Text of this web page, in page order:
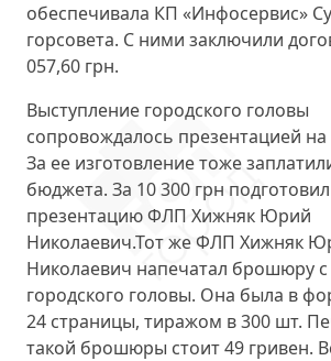
обеспечивала КП «Инфосервис»
горсовета. С ними заключили
057,60 грн.
Выступление городского головы
сопровождалось презентацией на
За ее изготовление тоже
бюджета. За 10 300 грн подготовил
презентациюФЛП Хижняк Юрий
Николаевич.Тот же ФЛП Хижняк
Николаевич напечатал брошюру
городского головы. Она была в
24 страницы, тиражом в 300 шт.
такой брошюры стоит 49 гривен.